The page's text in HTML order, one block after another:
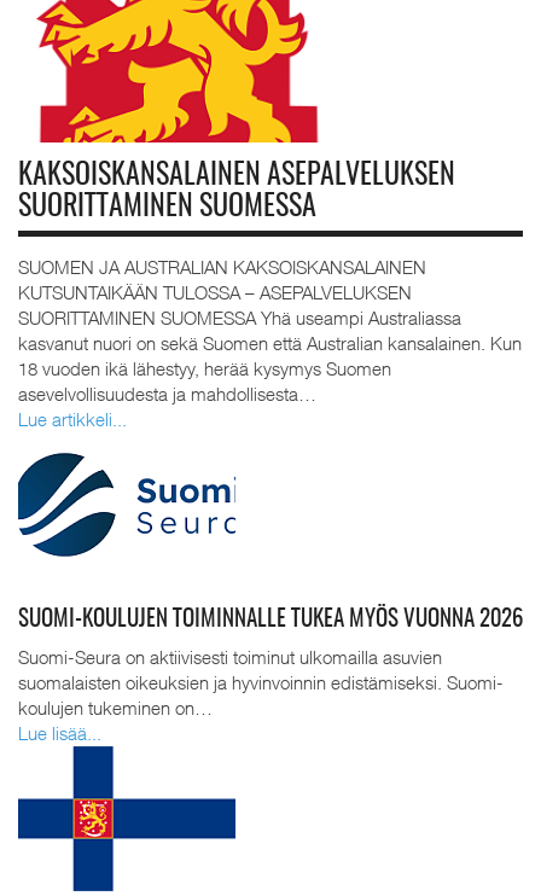
KAKSOISKANSALAINEN ASEPALVELUKSEN
SUORITTAMINEN SUOMESSA
SUOMEN JA AUSTRALIAN KAKSOISKANSALAINEN
KUTSUNTAIKÄÄN TULOSSA – ASEPALVELUKSEN
SUORITTAMINEN SUOMESSA Yhä useampi Australiassa
kasvanut nuori on sekä Suomen että Australian kansalainen. Kun
18 vuoden ikä lähestyy, herää kysymys Suomen
asevelvollisuudesta ja mahdollisesta…
Lue artikkeli...
SUOMI-KOULUJEN TOIMINNALLE TUKEA MYÖS VUONNA 2026
Suomi-Seura on aktiivisesti toiminut ulkomailla asuvien
suomalaisten oikeuksien ja hyvinvoinnin edistämiseksi. Suomi-
koulujen tukeminen on…
Lue lisää...